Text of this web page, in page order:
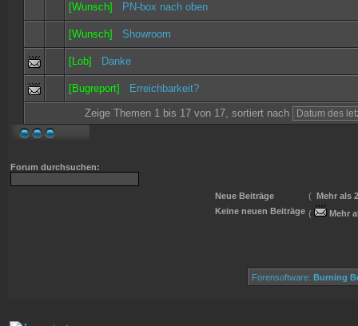
[Wunsch] PN-box nach oben
[Wunsch] Showroom
[Lob] Danke
[Bugreport] Erreichbarkeit?
Zeige Themen 1 bis 17 von 17, sortiert nach
Forum durchsuchen:
Neue Beiträge ( Mehr als
Keine neuen Beiträge ( Mehr
Forensoftware: Burning